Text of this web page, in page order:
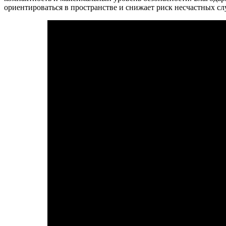
ориентироваться в пространстве и снижает риск несчастных